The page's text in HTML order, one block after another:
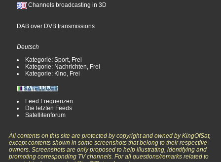
Channels broadcasting in 3D
DAB over DVB transmissions
Deutsch
Kategorie: Sport, Frei
Kategorie: Nachrichten, Frei
Kategorie: Kino, Frei
Feed Frequenzen
Die letzten Feeds
Satellitenforum
All contents on this site are protected by copyright and owned by KingOfSat,
except contents shown in some screenshots that belong to their respective
owners. Screenshots are only proposed to help illustrating, identifying and
promoting corresponding TV channels. For all questions/remarks related to